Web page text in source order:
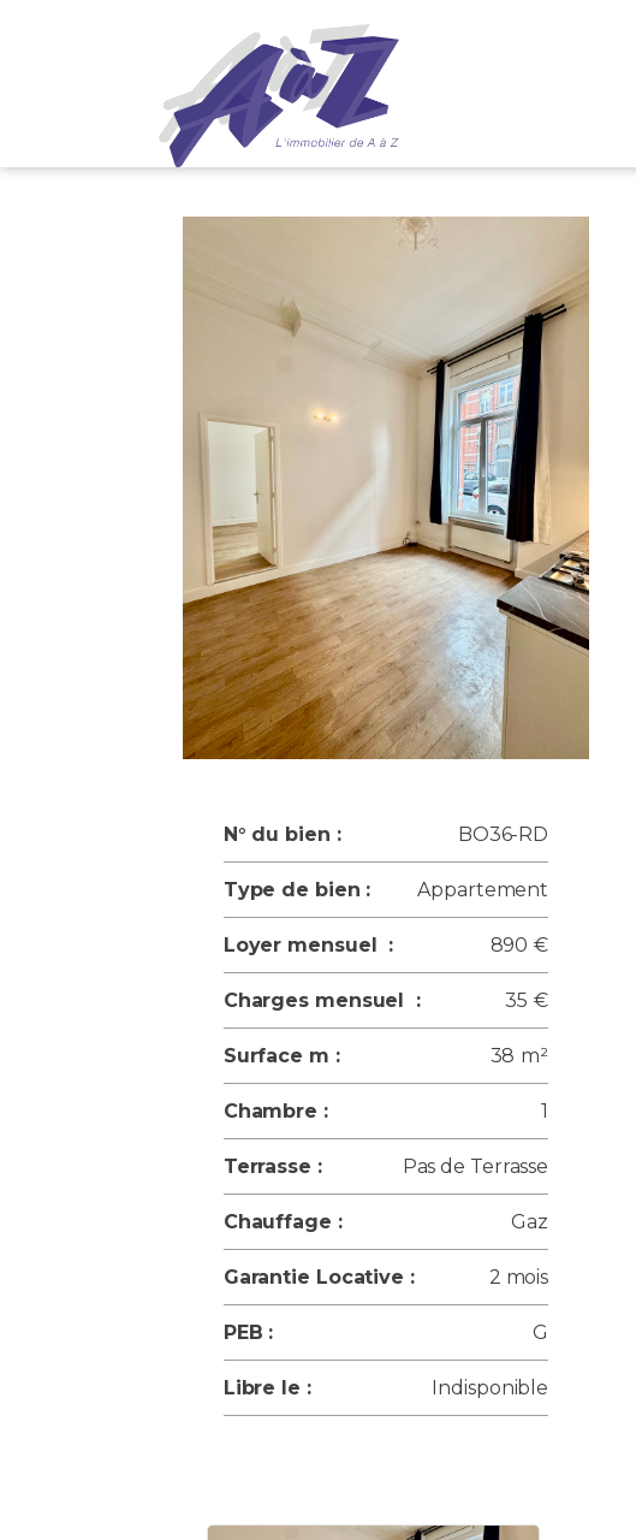
N° du bien : BO36-RD
Type de bien : Appartement
Loyer mensuel : 890 €
Charges mensuel : 35 €
Surface m : 38 m²
Chambre : 1
Terrasse : Pas de Terrasse
Chauffage : Gaz
Garantie Locative : 2 mois
PEB : G
Libre le : Indisponible